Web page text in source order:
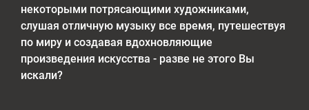
некоторыми потрясающими художниками,
слушая отличную музыку все время, путешествуя
по миру и создавая вдохновляющие
произведения искусства - разве не этого Вы
искали?